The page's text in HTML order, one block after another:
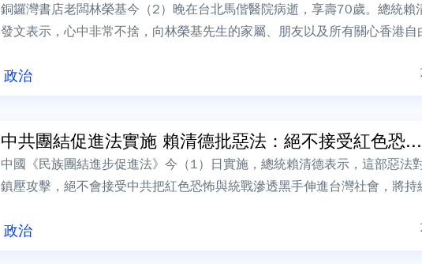
政治
銅鑼灣書店老闆林榮基今（2）晚在台北馬偕醫院病逝，享壽70歲。總統賴
發文表示，心中非常不捨，向林榮基先生的家屬、朋友以及所有關心香港自
政治
中共團結促進法實施 賴清德批惡法：絕不接受紅色恐...
中國《民族團結進步促進法》今（1）日實施，總統賴清德表示，這部惡法
鎮壓攻擊，絕不會接受中共把紅色恐怖與統戰滲透黑手伸進台灣社會，將持